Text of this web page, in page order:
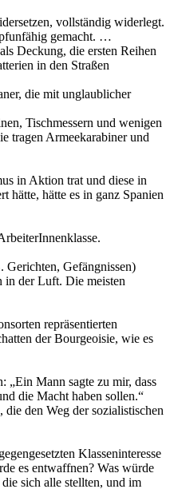
vollständig widerlegt.
gemacht. …
Deckung, die ersten Reihen
in den Straßen
die mit unglaublicher
Tischmessern und wenigen
tragen Armeekarabiner und
in Aktion trat und diese in
hätte, hätte es in ganz Spanien
Gerichten, Gefängnissen)
in der Luft. Die meisten
repräsentierten
der Bourgeoisie, wie es
„Ein Mann sagte zu mir, dass
die Macht haben sollen.“
den Weg der sozialistischen
Klasseninteresse
es entwaffnen? Was würde
sich alle stellten, und im